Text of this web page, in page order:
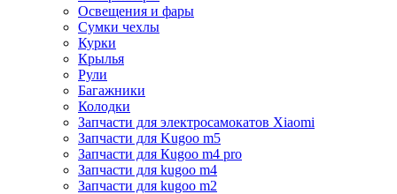
Освещения и фары
Сумки чехлы
Курки
Крылья
Рули
Багажники
Колодки
Запчасти для электросамокатов Xiaomi
Запчасти для Kugoo m5
Запчасти для Кugoo m4 pro
Запчасти для kugoo m4
Запчасти для kugoo m2